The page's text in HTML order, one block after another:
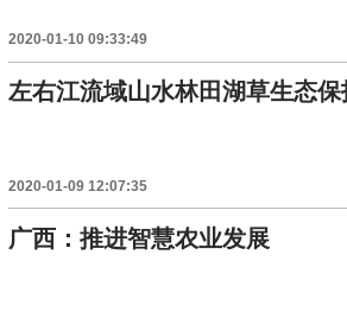
2020-01-10 09:33:49
左右江流域山水林田湖草生态
2020-01-09 12:07:35
广西：推进智慧农业发展